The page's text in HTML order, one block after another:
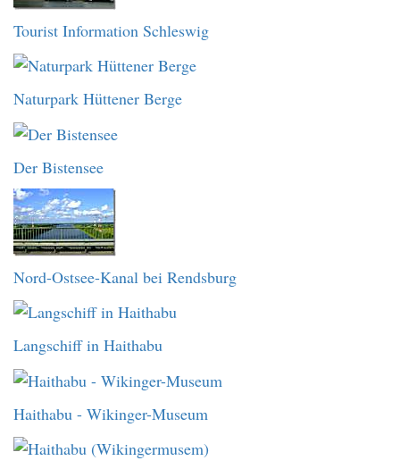
Tourist Information Schleswig
Naturpark Hüttener Berge
Der Bistensee
Nord-Ostsee-Kanal bei Rendsburg
Langschiff in Haithabu
Haithabu - Wikinger-Museum